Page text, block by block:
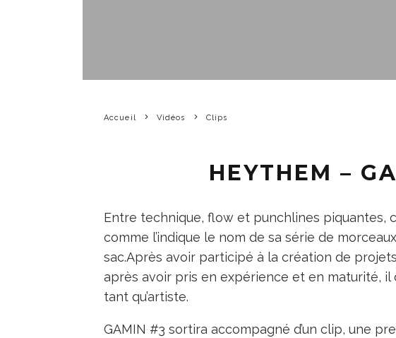
Accueil Vidéos Clips
HEYTHEM –
Entre technique, flow et punchlines piquantes,
comme l’indique le nom de sa série de
sac.Après avoir participé à la création de
après avoir pris en expérience et en maturité, il
tant qu’artiste.
GAMIN #3 sortira accompagné d’un clip, une